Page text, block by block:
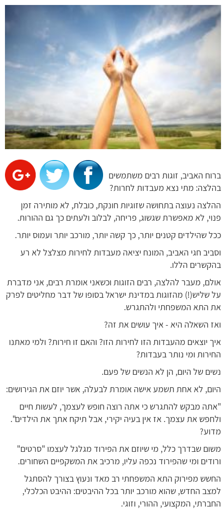
ברוח האביב, זוגות רבים משתמשים
בהלצה: מתי נצא מעבדות לחרות?
ההלצה נעוצה בתחושה שזוגיות חונקת, כובלת, לא מותירה זמן
פנוי, לא מאפשרת שגשוג, פריחה, לבלוב ולעתים כך גם ההורות.
ככל שהילדים קטנים יותר, כך קשה יותר, מורכב יותר ועמוס יותר.
וסביב חגי האביב, המונח יציאה מעבדות לחירות מצלצל לא רע
בהקשרים הללו.
אולם, מעבר להלצה, רבים הזוגות וכשאני אומרת רבים, אני מדברת
על שליש(!) מהזוגות במדינת ישראל בסופו של דבר מחליטים לפרק
את התא המשפחתי ולהתגרש.
ואז השאלה היא - איך עושים את זה?
איך יוצאים מהעבדות הזו לחירות הזו? והאם זו חירות? ולמי מאתנו
החירות ומי נותר בעבדות?
נשים של היום, הן לא הנשים של פעם.
היום, לא אחת תשמע אישה אומרת לבעלה, אשר יוזם את הגירושים:
"אתה מבקש להתגרש כי אתה רוצה חופש לעצמך, לעשות חיים
ולחפש את עצמך. אז אין בעיה יקירי, אבל תיקח אתך את הילדים".
מדוע?
משום שבדרך כלל, מי שיוזם את הפירוד מגלגל לעצמו "סרטים"
ורודים ומי שהפירוד נכפה עליו, מרכיב את המשקפיים השחורים.
החשש מפירוק התא המשפחתי רב מאד ונעוץ בצורך להסתגל
למצב החדש, שהוא מורכב יותר בכל ההיבטים: ההיבט הכלכלי,
החברתי, המקצועי, ההורי, וזוגי.